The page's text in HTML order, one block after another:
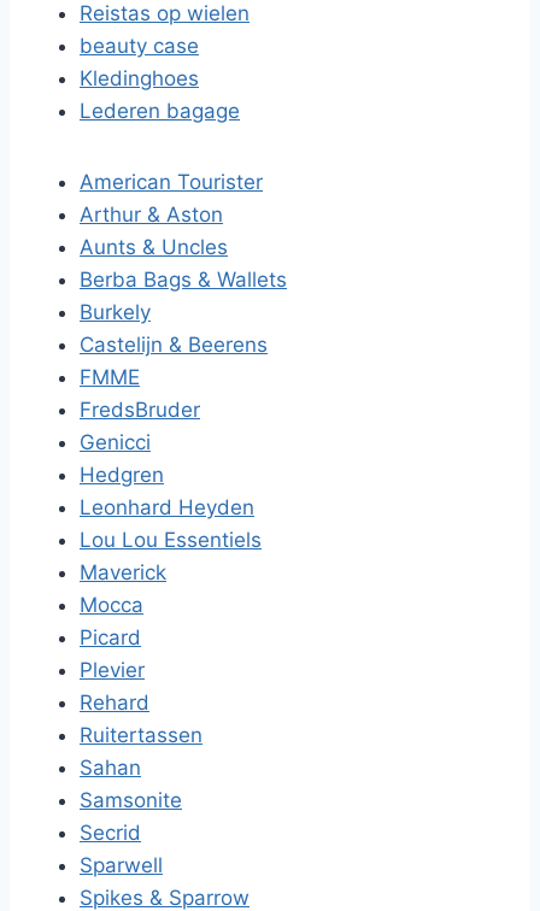
Reistas op wielen
beauty case
Kledinghoes
Lederen bagage
American Tourister
Arthur & Aston
Aunts & Uncles
Berba Bags & Wallets
Burkely
Castelijn & Beerens
FMME
FredsBruder
Genicci
Hedgren
Leonhard Heyden
Lou Lou Essentiels
Maverick
Mocca
Picard
Plevier
Rehard
Ruitertassen
Sahan
Samsonite
Secrid
Sparwell
Spikes & Sparrow